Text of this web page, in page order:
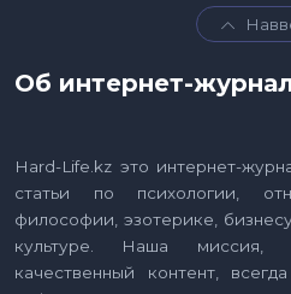
Об интернет-
Hard-Life.kz это интернет-
статьи по психологии,
философии, эзотерике,
культуре. Наша миссия,
качественный контент,